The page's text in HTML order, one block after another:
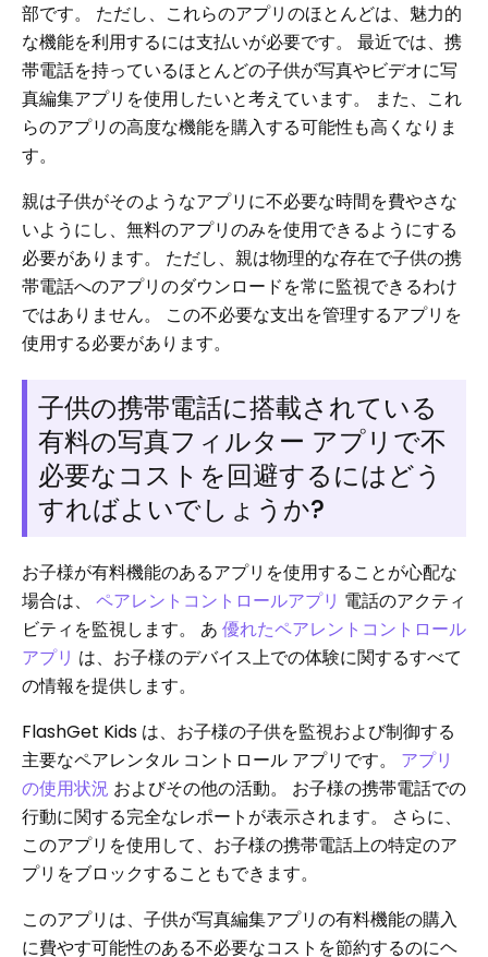
部です。 ただし、これらのアプリのほとんどは、魅力的
な機能を利用するには支払いが必要です。 最近では、携
帯電話を持っているほとんどの子供が写真やビデオに写
真編集アプリを使用したいと考えています。 また、これ
らのアプリの高度な機能を購入する可能性も高くなりま
す。
親は子供がそのようなアプリに不必要な時間を費やさな
いようにし、無料のアプリのみを使用できるようにする
必要があります。 ただし、親は物理的な存在で子供の携
帯電話へのアプリのダウンロードを常に監視できるわけ
ではありません。 この不必要な支出を管理するアプリを
使用する必要があります。
子供の携帯電話に搭載されている
有料の写真フィルター アプリで不
必要なコストを回避するにはどう
すればよいでしょうか?
お子様が有料機能のあるアプリを使用することが心配な
場合は、 ペアレントコントロールアプリ 電話のアクティ
ビティを監視します。 あ 優れたペアレントコントロール
アプリ は、お子様のデバイス上での体験に関するすべて
の情報を提供します。
FlashGet Kids は、お子様の子供を監視および制御する
主要なペアレンタル コントロール アプリです。 アプリ
の使用状況 およびその他の活動。 お子様の携帯電話での
行動に関する完全なレポートが表示されます。 さらに、
このアプリを使用して、お子様の携帯電話上の特定のア
プリをブロックすることもできます。
このアプリは、子供が写真編集アプリの有料機能の購入
に費やす可能性のある不必要なコストを節約するのにヘ